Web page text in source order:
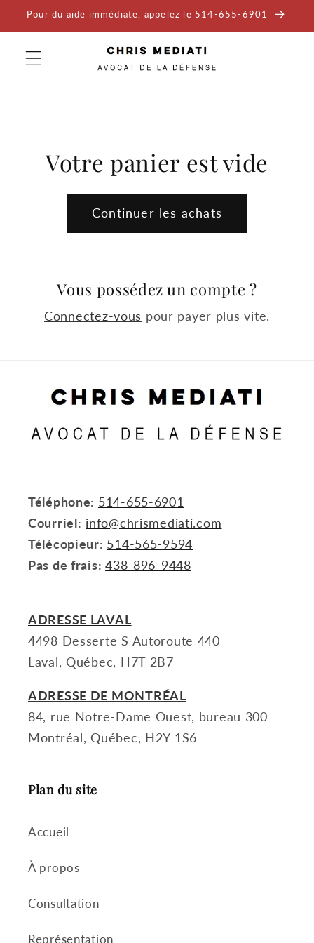
passer
au
contenu
Pour du aide immédiate, appelez le 514-655-6901
Votre panier est vide
Continuer les achats
Vous possédez un compte ?
Connectez-vous pour payer plus vite.
Téléphone: 514-655-6901
Courriel: info@chrismediati.com
Télécopieur: 514-565-9594
Pas de frais:438-896-9448
ADRESSE LAVAL
4498 Desserte S Autoroute 440
Laval, Québec, H7T 2B7
ADRESSE DE MONTRÉAL
84, rue Notre-Dame Ouest, bureau 300
Montréal, Québec, H2Y 1S6
Plan du site
Accueil
À propos
Consultation
Représentation